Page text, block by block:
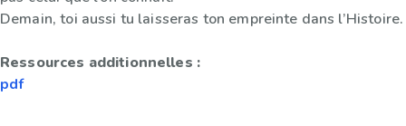
Demain, toi aussi tu laisseras ton empreinte dans l’Histoire.
Ressources additionnelles :
pdf